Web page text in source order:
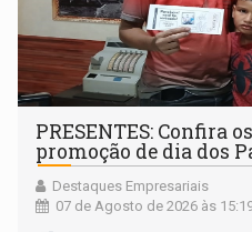
PRESENTES: Confira
promoção de dia dos
Destaques Empresariais
07 de Agosto de 2026 às